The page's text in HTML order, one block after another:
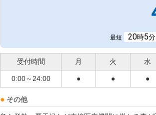
最短 20時5
受付時間 月 火 水
0:00～24:00 ● ● ●
その他